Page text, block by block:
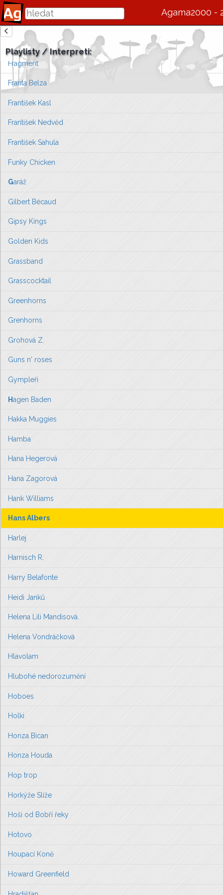
Agama2000 -
zde se bude v budoucnu zobrazovat informace o interpretovi /
Vlevo vyberte píseň, kterou chcete zobrazit
nebo můžete přejít na úvodní stránku ...
Playlisty / Interpreti:
Folk Trio
Fool's Garden
Fořt Vladimír Eddy
Fragment
Franta Belza
František Kasl
František Nedvěd
František Sahula
Funky Chicken
Garáž
Gilbert Bécaud
Gipsy Kings
Golden Kids
Grassband
Grasscocktail
Greenhorns
Grenhorns
Grohová Z.
Guns n' roses
Gympleři
Hagen Baden
Hakka Muggies
Hamba
Hana Hegerová
Hana Zagorová
Hank Williams
Hans Albers
Harlej
Harnisch R.
Harry Belafonte
Heidi Janků
Helena Lili Mandisová.
Helena Vondráčková
Hlavolam
Hlubohé nedorozumění
Hoboes
Holki
Honza Bican
Honza Houda
Hop trop
Horkýže Slíže
Hoši od Bobří řeky
Hotovo
Houpací Koně
Howard Greenfield